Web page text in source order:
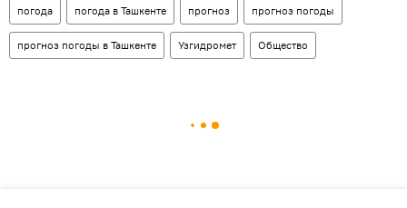
погода погода в Ташкенте прогноз прогноз погоды
прогноз погоды в Ташкенте Узгидромет Общество